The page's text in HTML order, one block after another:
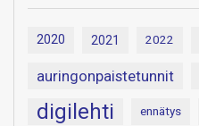
2020 2021 2022
auringonpaistetunnit
digilehti ennätys